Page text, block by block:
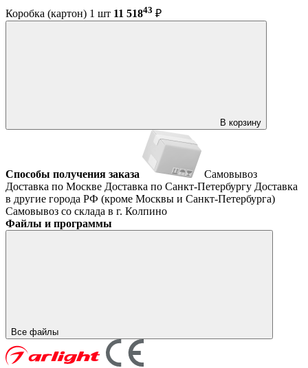
Коробка (картон) 1 шт 11 51843 ₽
В корзину
Способы получения заказа
Самовывоз
Доставка по Москве Доставка по Санкт-Петербургу Доставка
в другие города РФ (кроме Москвы и Санкт-Петербурга)
Самовывоз со склада в г. Колпино
Файлы и программы
Все файлы